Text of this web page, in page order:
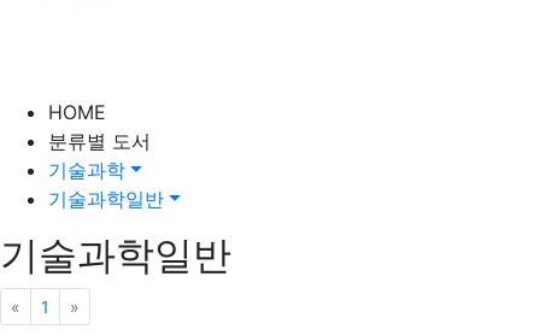
HOME
분류별 도서
기술과학
기술과학일반
기술과학일반
« 이전
1 »